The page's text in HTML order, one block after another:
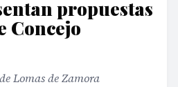
propuestas
Concejo
Lomas de Zamora